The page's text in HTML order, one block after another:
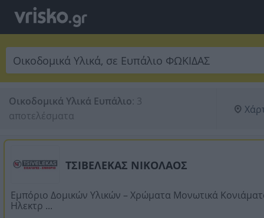
Οικοδομικά Υλικά Ευπάλιο: 3
αποτελέσματα
ΤΣΙΒΕΛΕΚΑΣ ΝΙΚΟΛΑΟΣ
Εμπόριο Δομικών Υλικών – Χρώματα Μονωτικά
Ηλεκτρ ...